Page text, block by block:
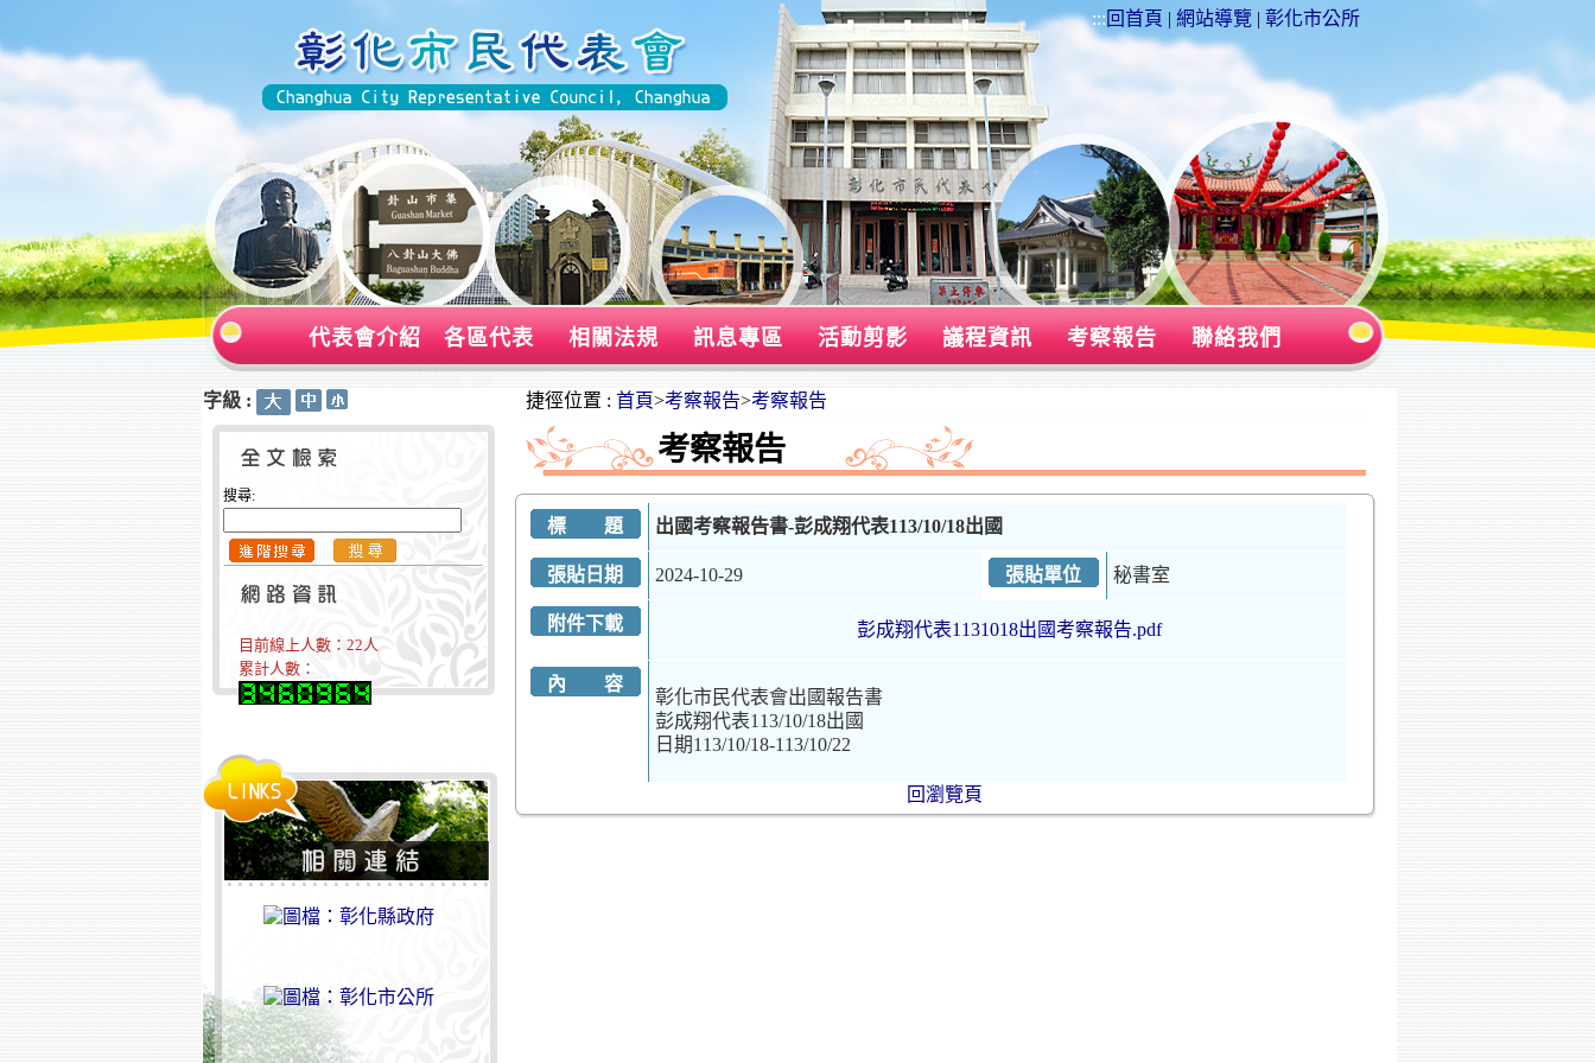
::: 回首頁 | 網站導覽 | 彰化市公所
代表會介紹 各區代表 相關法規 訊息專區 活動剪影 議程資訊 考察報告 聯絡我們
字級 :
搜尋:
目前線上人數： 22人
累計人數：
捷徑位置 : 首頁>考察報告>考察報告
考察報告
標 題 出國考察報告書-彭成翔代表113/10/18出國
張貼日期 2024-10-29 張貼單位 秘書室
附件下載 彭成翔代表1131018出國考察報告.pdf
內 容
彰化市民代表會出國報告書
彭成翔代表113/10/18出國
日期113/10/18-113/10/22
回瀏覽頁